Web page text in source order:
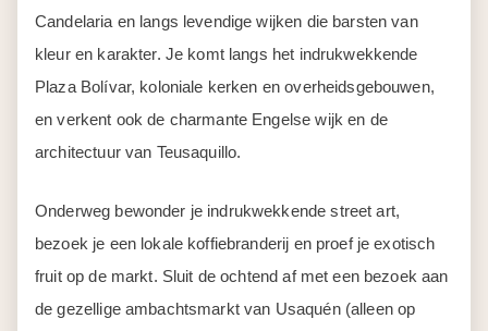
Candelaria en langs levendige wijken die barsten van
kleur en karakter. Je komt langs het indrukwekkende
Plaza Bolívar, koloniale kerken en overheidsgebouwen,
en verkent ook de charmante Engelse wijk en de
architectuur van Teusaquillo.
Onderweg bewonder je indrukwekkende street art,
bezoek je een lokale koffiebranderij en proef je exotisch
fruit op de markt. Sluit de ochtend af met een bezoek aan
de gezellige ambachtsmarkt van Usaquén (alleen op